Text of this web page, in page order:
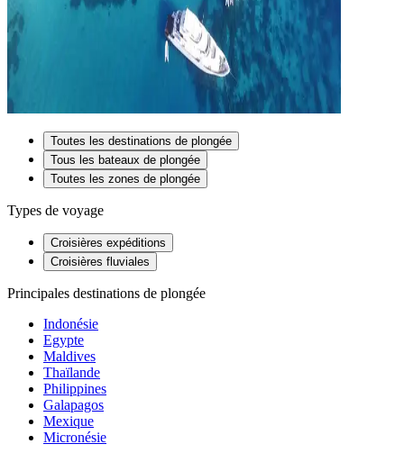
Toutes les destinations de plongée
Tous les bateaux de plongée
Toutes les zones de plongée
Types de voyage
Croisières expéditions
Croisières fluviales
Principales destinations de plongée
Indonésie
Egypte
Maldives
Thaïlande
Philippines
Galapagos
Mexique
Micronésie